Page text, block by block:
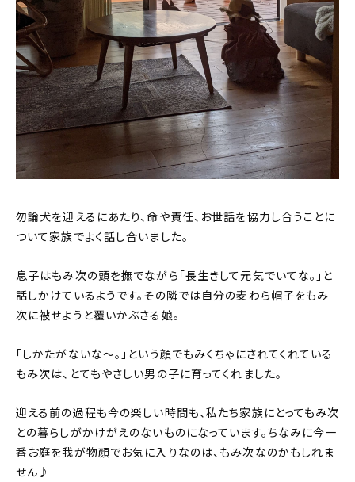
勿論犬を迎えるにあたり、命や責任、お世話を協力し合うことに
ついて家族でよく話し合いました。
息子はもみ次の頭を撫でながら「長生きして元気でいてな。」と
話しかけているようです。その隣では自分の麦わら帽子をもみ
次に被せようと覆いかぶさる娘。
「しかたがないな～。」という顔でもみくちゃにされてくれている
もみ次は、とてもやさしい男の子に育ってくれました。
迎える前の過程も今の楽しい時間も、私たち家族にとってもみ次
との暮らしがかけがえのないものになっています。ちなみに今一
番お庭を我が物顔でお気に入りなのは、もみ次なのかもしれま
せん♪